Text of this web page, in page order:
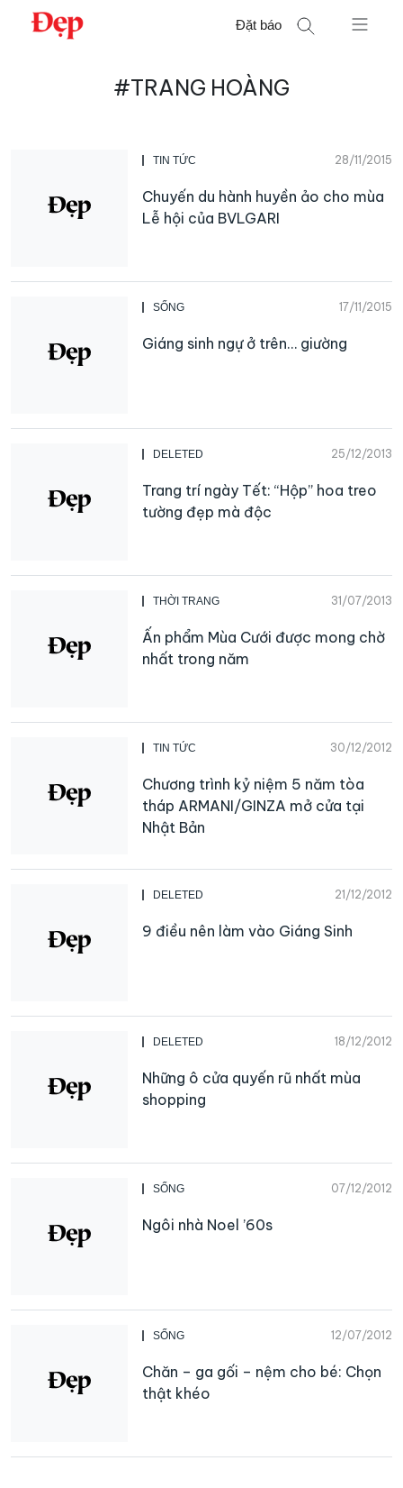
Chuyển
Đặt báo
#TRANG HOÀNG
TIN TỨC 28/11/2015
Chuyến du hành huyền ảo cho mùa
Lễ hội của BVLGARI
SỐNG 17/11/2015
Giáng sinh ngự ở trên… giường
DELETED 25/12/2013
Trang trí ngày Tết: “Hộp” hoa treo
tường đẹp mà độc
THỜI TRANG 31/07/2013
Ấn phẩm Mùa Cưới được mong chờ
nhất trong năm
TIN TỨC 30/12/2012
Chương trình kỷ niệm 5 năm tòa
tháp ARMANI/GINZA mở cửa tại
Nhật Bản
DELETED 21/12/2012
9 điều nên làm vào Giáng Sinh
DELETED 18/12/2012
Những ô cửa quyến rũ nhất mùa
shopping
SỐNG 07/12/2012
Ngôi nhà Noel ’60s
SỐNG 12/07/2012
Chăn – ga gối – nệm cho bé: Chọn
thật khéo